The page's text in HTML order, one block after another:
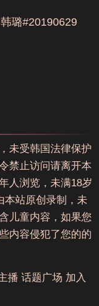
璐#20190629
未受韩国法律保护
禁止访问请离开本
人浏览，未满18岁
本站原创录制，未
儿童内容，如果您
内容侵犯了您的的
播 话题广场 加入